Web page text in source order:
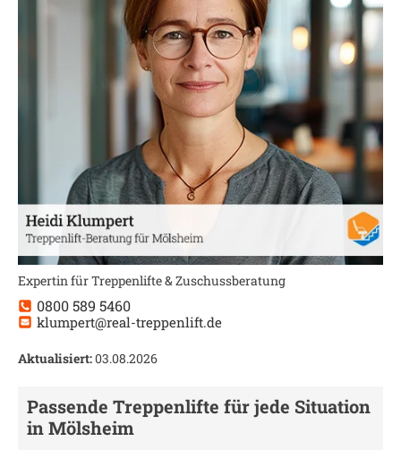
Expertin für Treppenlifte & Zuschussberatung
0800 589 5460
klumpert@real-treppenlift.de
Aktualisiert:03.08.2026
Passende Treppenlifte für jede Situation
inMölsheim